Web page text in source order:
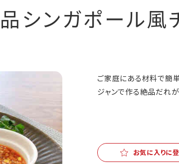
シンガポール風
ご家庭にある材料で簡
ジャンで作る絶品だれ
お気に入りに